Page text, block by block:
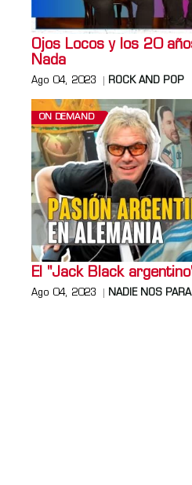
Ojos Locos y los 20
Nada
Ago 04, 2023 ROCK AND POP
ON DEMAND
El "Jack Black
Ago 04, 2023 NADIE NOS PARA